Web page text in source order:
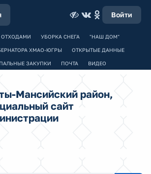
Войти
ОТХОДАМИ УБОРКА СНЕГА "НАШ ДОМ"
ХМАО-ЮГРЫ ОТКРЫТЫЕ ДАННЫЕ
ЗАКУПКИ ПОЧТА ВИДЕО
Мансийский район,
сайт